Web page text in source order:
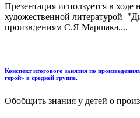
Презентация исползуется в
художественной литературой
произвдениям С.Я Маршака....
Конспект итогового занятия по
герой» в средней группе.
Обобщить знания у детей о